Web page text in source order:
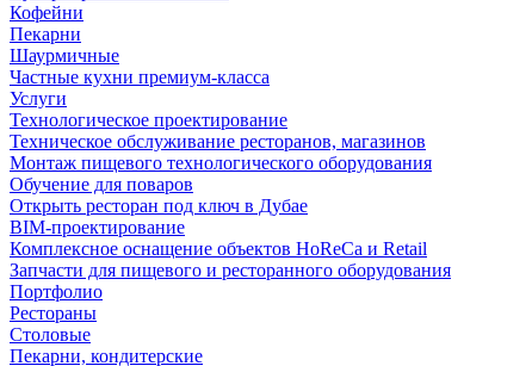
Кофейни
Пекарни
Шаурмичные
Частные кухни премиум-класса
Услуги
Технологическое проектирование
Техническое обслуживание ресторанов, магазинов
Монтаж пищевого технологического оборудования
Обучение для поваров
Открыть ресторан под ключ в Дубае
BIM-проектирование
Комплексное оснащение объектов HoReCa и Retail
Запчасти для пищевого и ресторанного оборудования
Портфолио
Рестораны
Столовые
Пекарни, кондитерские